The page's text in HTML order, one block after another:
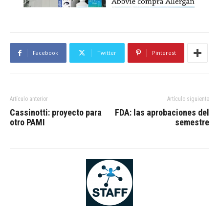
Facebook Twitter Pinterest
Artículo anterior
Cassinotti: proyecto para
otro PAMI
Artículo siguiente
FDA: las aprobaciones del
semestre